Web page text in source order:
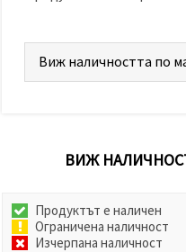
Приеми
бисквитките
Виж наличността по
ВИЖ
Продуктът е наличен
Ограничена наличност
Изчерпана наличност